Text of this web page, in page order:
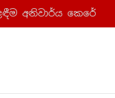
අනිවාර්ය කෙරේ